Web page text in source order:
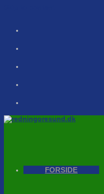
FORSIDE